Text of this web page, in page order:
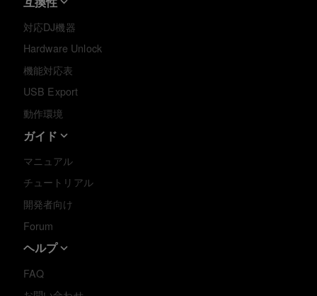
対応DJ機器
Hardware Unlock
機能対応表
USB Export
動作環境
ガイド
マニュアル
チュートリアル
開発者向け
Forum
ヘルプ
FAQ